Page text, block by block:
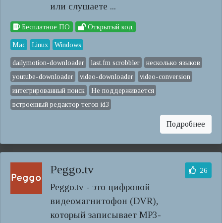
или слушаете ...
Бесплатное ПО Открытый код
Mac Linux Windows
dailymotion-downloader last.fm scrobbler
несколько языков
youtube-downloader
video-downloader
video-conversion
интегрированный поиск
Не поддерживается
встроенный редактор тегов id3
Подробнее
Peggo.tv
Peggo.tv - это цифровой
видеомагнитофон (DVR),
который записывает MP3-
26